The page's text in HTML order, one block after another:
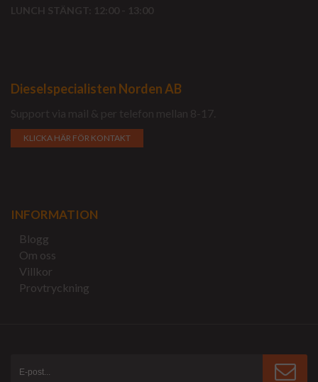
LUNCH STÄNGT: 12:00 - 13:00
Dieselspecialisten Norden AB
Support via mail & per telefon mellan 8-17.
KLICKA HÄR FÖR KONTAKT
INFORMATION
Blogg
Om oss
Villkor
Provtryckning